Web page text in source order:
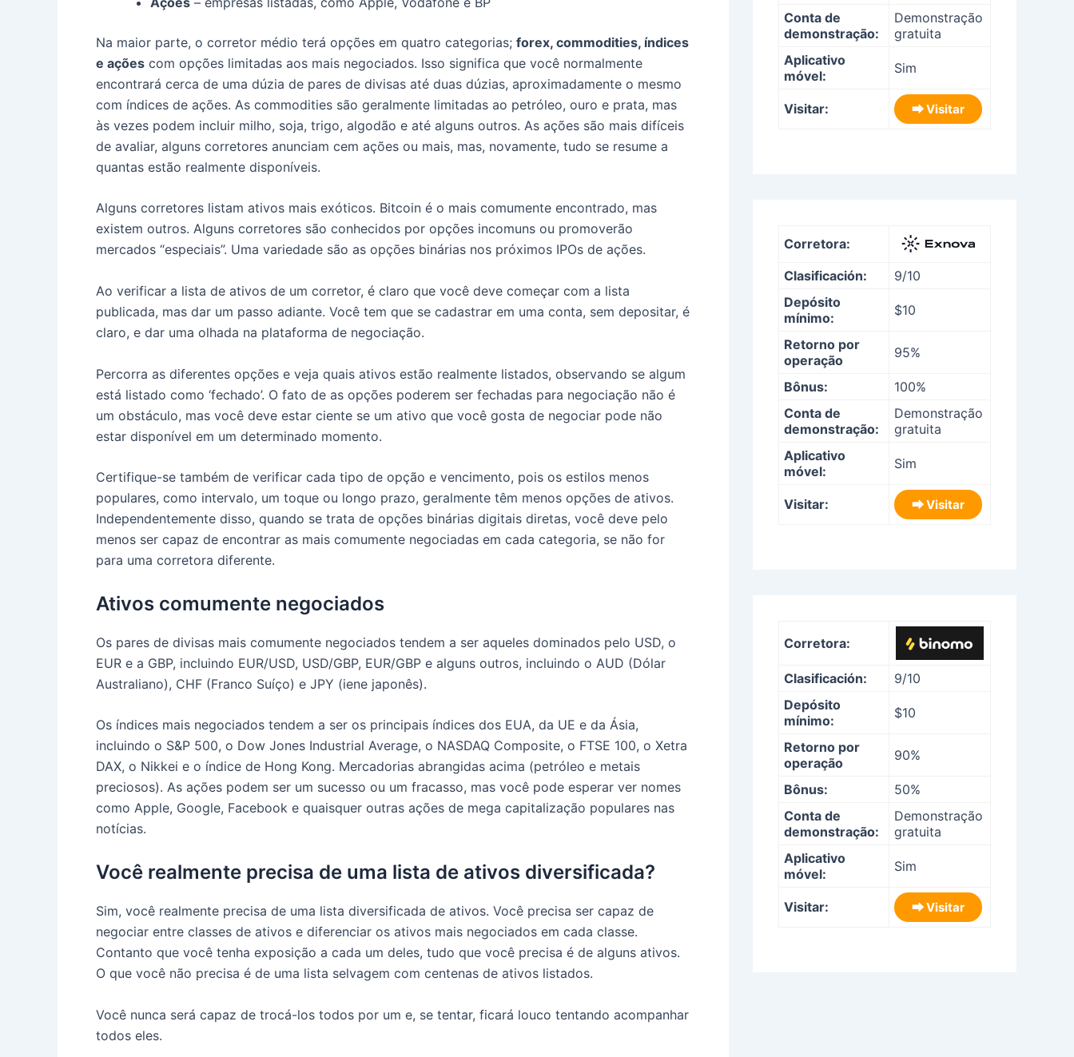
Na maior parte, o corretor médio terá opções em quatro categorias; forex, commodities, índices
e ações com opções limitadas aos mais negociados. Isso significa que você normalmente
encontrará cerca de uma dúzia de pares de divisas até duas dúzias, aproximadamente o mesmo
com índices de ações. As commodities são geralmente limitadas ao petróleo, ouro e prata, mas
às vezes podem incluir milho, soja, trigo, algodão e até alguns outros. As ações são mais difíceis
de avaliar, alguns corretores anunciam cem ações ou mais, mas, novamente, tudo se resume a
quantas estão realmente disponíveis.
Alguns corretores listam ativos mais exóticos. Bitcoin é o mais comumente encontrado, mas
existem outros. Alguns corretores são conhecidos por opções incomuns ou promoverão
mercados “especiais”. Uma variedade são as opções binárias nos próximos IPOs de ações.
Ao verificar a lista de ativos de um corretor, é claro que você deve começar com a lista
publicada, mas dar um passo adiante. Você tem que se cadastrar em uma conta, sem depositar, é
claro, e dar uma olhada na plataforma de negociação.
Percorra as diferentes opções e veja quais ativos estão realmente listados, observando se algum
está listado como ‘fechado’. O fato de as opções poderem ser fechadas para negociação não é
um obstáculo, mas você deve estar ciente se um ativo que você gosta de negociar pode não
estar disponível em um determinado momento.
Certifique-se também de verificar cada tipo de opção e vencimento, pois os estilos menos
populares, como intervalo, um toque ou longo prazo, geralmente têm menos opções de ativos.
Independentemente disso, quando se trata de opções binárias digitais diretas, você deve pelo
menos ser capaz de encontrar as mais comumente negociadas em cada categoria, se não for
para uma corretora diferente.
Ativos comumente negociados
Os pares de divisas mais comumente negociados tendem a ser aqueles dominados pelo USD, o
EUR e a GBP, incluindo EUR/USD, USD/GBP, EUR/GBP e alguns outros, incluindo o AUD (Dólar
Australiano), CHF (Franco Suíço) e JPY (iene japonês).
Os índices mais negociados tendem a ser os principais índices dos EUA, da UE e da Ásia,
incluindo o S&P 500, o Dow Jones Industrial Average, o NASDAQ Composite, o FTSE 100, o Xetra
DAX, o Nikkei e o índice de Hong Kong. Mercadorias abrangidas acima (petróleo e metais
preciosos). As ações podem ser um sucesso ou um fracasso, mas você pode esperar ver nomes
como Apple, Google, Facebook e quaisquer outras ações de mega capitalização populares nas
notícias.
Você realmente precisa de uma lista de ativos diversificada?
Sim, você realmente precisa de uma lista diversificada de ativos. Você precisa ser capaz de
negociar entre classes de ativos e diferenciar os ativos mais negociados em cada classe.
Contanto que você tenha exposição a cada um deles, tudo que você precisa é de alguns ativos.
O que você não precisa é de uma lista selvagem com centenas de ativos listados.
Você nunca será capaz de trocá-los todos por um e, se tentar, ficará louco tentando acompanhar
todos eles.
Conta de
demonstração:
Demonstração
gratuita
Aplicativo
móvel:
Sim
Visitar: ⮕ Visitar
Corretora:
Clasificación:
9/10
Depósito
mínimo:
$10
Retorno por
operação
95%
Bônus:
100%
Conta de
demonstração:
Demonstração
gratuita
Aplicativo
móvel:
Sim
Visitar: ⮕ Visitar
Corretora:
Clasificación:
9/10
Depósito
mínimo:
$10
Retorno por
operação
90%
Bônus:
50%
Conta de
demonstração:
Demonstração
gratuita
Aplicativo
móvel:
Sim
Visitar: ⮕ Visitar